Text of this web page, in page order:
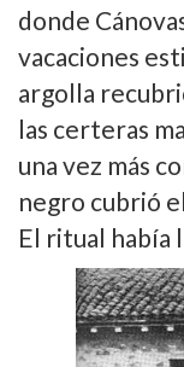
donde
vacaciones
argolla
las certeras
una vez más
negro cubrió
El ritual habí­a